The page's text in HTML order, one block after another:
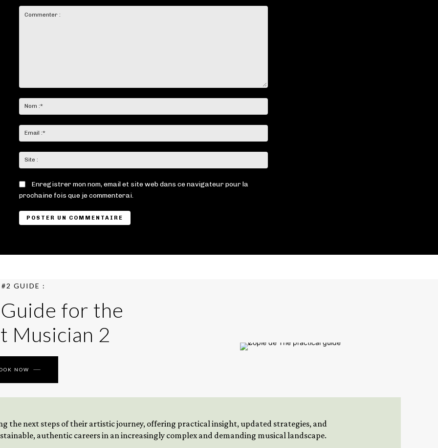
:*
:*
:
Enregistrer mon nom, email et site web dans ce navigateur pour la
prochaine fois que je commenterai.
GUIDE :
for the
Musician 2
NOW
the next steps of their artistic journey, offering practical insight, updated strategies, and
authentic careers in an increasingly complex and demanding musical landscape.